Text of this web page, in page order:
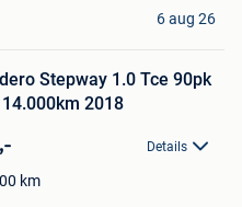
6 aug 26
Stepway 1.0 Tce 90pk
2018
Details
km